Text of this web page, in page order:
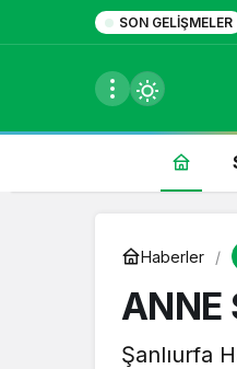
SON GELIŞMELER
Haberler
ANNE
Şanlıurfa